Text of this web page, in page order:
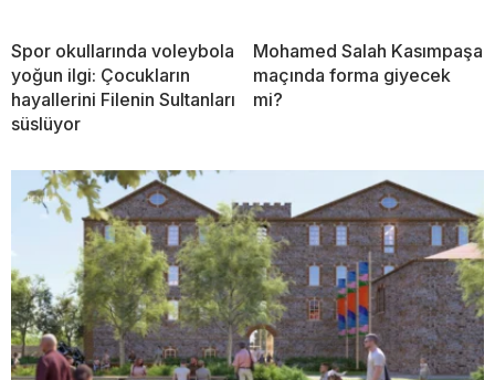
Spor okullarında voleybola
yoğun ilgi: Çocukların
hayallerini Filenin Sultanları
süslüyor
Mohamed Salah Kasımpaşa
maçında forma giyecek
mi?